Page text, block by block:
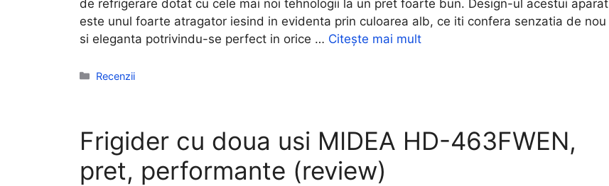
de refrigerare dotat cu cele mai noi tehnologii la un pret foarte bun. Design-ul acestui aparat
este unul foarte atragator iesind in evidenta prin culoarea alb, ce iti confera senzatia de nou
si eleganta potrivindu-se perfect in orice … Citește mai mult
Categorii
Recenzii
Frigider cu doua usi MIDEA HD-463FWEN,
pret, performante (review)